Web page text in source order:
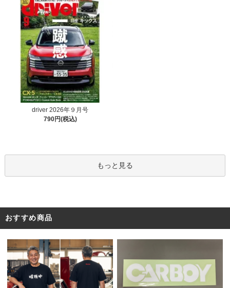
driver 2026年９月号
790円(税込)
もっと見る
おすすめ商品